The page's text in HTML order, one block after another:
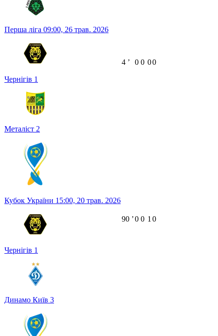
Перша ліга 09:00, 26 трав. 2026
Чернігів 1
Металіст 2
4 ʼ 0 0 00
Кубок України 15:00, 20 трав. 2026
Чернігів 1
Динамо Київ 3
90 ʼ0 0 1 0